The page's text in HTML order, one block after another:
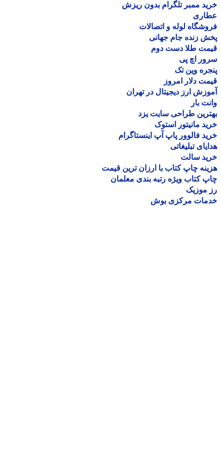
ممبر تلگرام بدون ریزش
لوله و اتصالات
زنده جام جهانی
طلا دست دوم
اچ پی
وین تک
دلار امروز
ارز دیجیتال در تهران
بار
طراحی سایت یزد
مانیتور استوک
فالوور پاپ آپ اینستاگرام
تبلیغاتی
سالت
چاپ کتاب با ارزان ترین قیمت
کتاب ویژه رتبه بندی معلمان
موزیک
مرکزی بوش